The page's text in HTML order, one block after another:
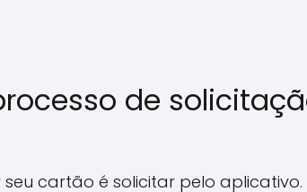
de
cartão é solicitar pelo